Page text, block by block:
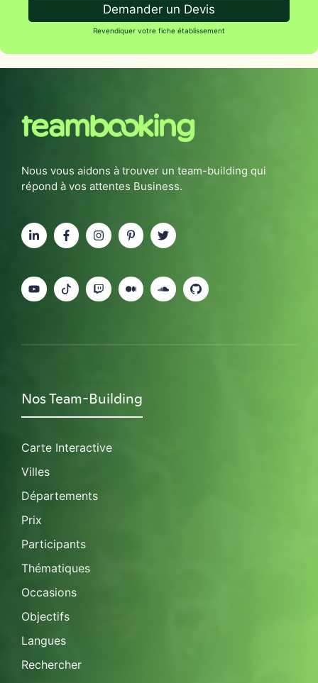
Demander un Devis
Revendiquer votre fiche établissement
Nous vous aidons à trouver un team-building qui
répond à vos attentes Business.
Nos Team-Building
Carte Interactive
Villes
Départements
Prix
Participants
Thématiques
Occasions
Objectifs
Langues
Rechercher